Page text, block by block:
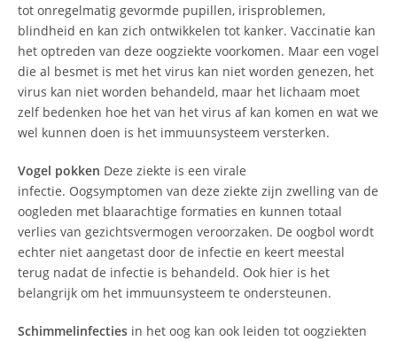
tot onregelmatig gevormde pupillen, irisproblemen,
blindheid en kan zich ontwikkelen tot kanker. Vaccinatie kan
het optreden van deze oogziekte voorkomen. Maar een vogel
die al besmet is met het virus kan niet worden genezen, het
virus kan niet worden behandeld, maar het lichaam moet
zelf bedenken hoe het van het virus af kan komen en wat we
wel kunnen doen is het immuunsysteem versterken.
Vogel pokken Deze ziekte is een virale
infectie. Oogsymptomen van deze ziekte zijn zwelling van de
oogleden met blaarachtige formaties en kunnen totaal
verlies van gezichtsvermogen veroorzaken. De oogbol wordt
echter niet aangetast door de infectie en keert meestal
terug nadat de infectie is behandeld. Ook hier is het
belangrijk om het immuunsysteem te ondersteunen.
Schimmelinfecties in het oog kan ook leiden tot oogziekten